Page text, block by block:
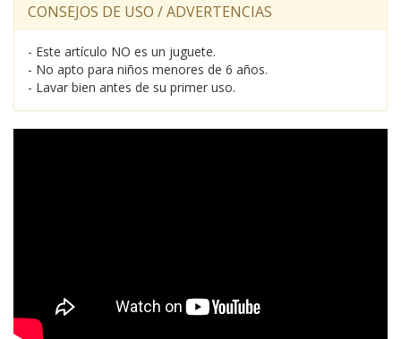
CONSEJOS DE USO / ADVERTENCIAS
- Este artículo NO es un juguete.
- No apto para niños menores de 6 años.
- Lavar bien antes de su primer uso.